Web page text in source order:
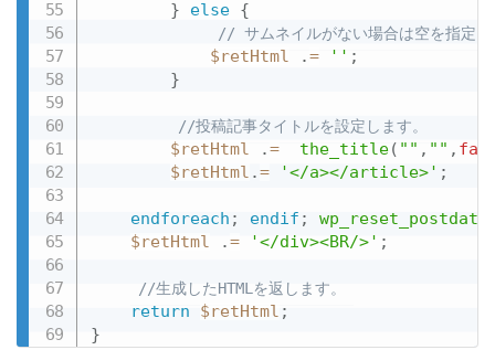
} else
{
// サムネイルがない場合は空を指定し
$retHtml
.= '' ;
}
//投稿記事タイトルを設定します。
$retHtml
.= the_title( "" , "" ,
$retHtml .= '</a></article>' ;
endforeach ; endif ; wp_reset_postdata
$retHtml
.= '</div><BR/>' ;
//生成したHTMLを返します。
return
$retHtml ;
}